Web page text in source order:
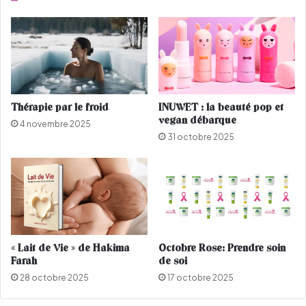
Thérapie par le froid
4 novembre 2025
INUWET : la beauté pop et
vegan débarque
31 octobre 2025
« Lait de Vie » de Hakima
Farah
28 octobre 2025
Octobre Rose: Prendre soin
de soi
17 octobre 2025